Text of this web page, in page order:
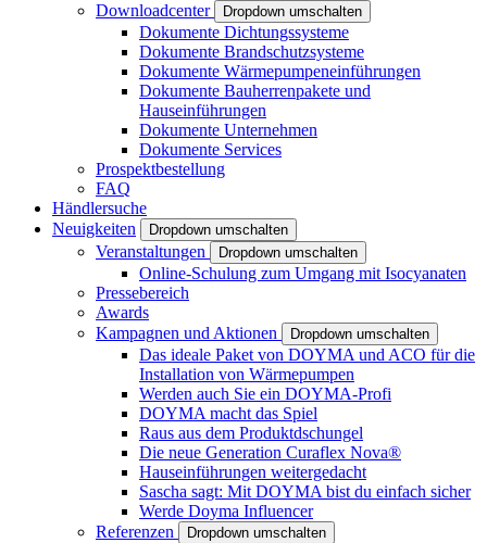
Downloadcenter
Dropdown umschalten
Dokumente Dichtungssysteme
Dokumente Brandschutzsysteme
Dokumente Wärmepumpeneinführungen
Dokumente Bauherrenpakete und
Hauseinführungen
Dokumente Unternehmen
Dokumente Services
Prospektbestellung
FAQ
Händlersuche
Neuigkeiten
Dropdown umschalten
Veranstaltungen Dropdown umschalten
Online-Schulung zum Umgang mit Isocyanaten
Pressebereich
Awards
Kampagnen und Aktionen
Dropdown umschalten
Das ideale Paket von DOYMA und ACO für die
Installation von Wärmepumpen
Werden auch Sie ein DOYMA-Profi
DOYMA macht das Spiel
Raus aus dem Produktdschungel
Die neue Generation Curaflex Nova®
Hauseinführungen weitergedacht
Sascha sagt: Mit DOYMA bist du einfach sicher
Werde Doyma Influencer
Referenzen
Dropdown umschalten